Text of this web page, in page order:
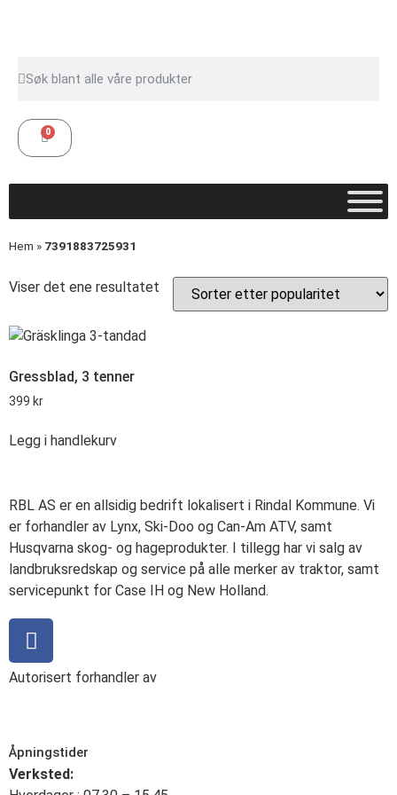
0
Hem » 7391883725931
Viser det ene resultatet
Gressblad, 3 tenner
399 kr
Legg i handlekurv
RBL AS er en allsidig bedrift lokalisert i Rindal Kommune. Vi
er forhandler av Lynx, Ski-Doo og Can-Am ATV, samt
Husqvarna skog- og hageprodukter. I tillegg har vi salg av
landbruksredskap og service på alle merker av traktor, samt
servicepunkt for Case IH og New Holland.
Autorisert forhandler av
Åpningstider
Verksted: